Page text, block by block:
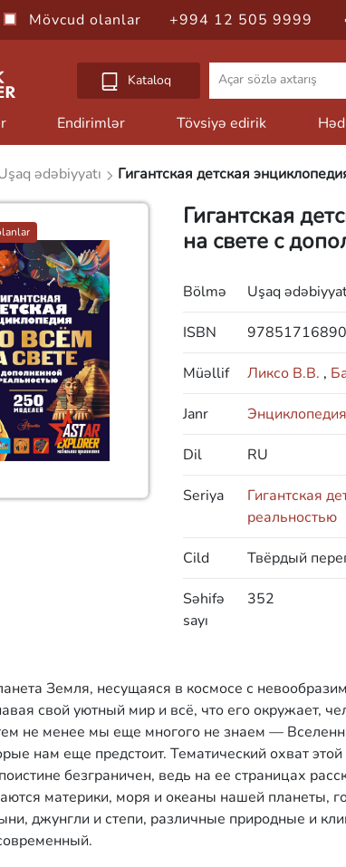
Mövcud olanlar +994 12 505 9999
Kataloq
Endirimlər Tövsiyə edirik
ədəbiyyatı Гигантская детская
Гигантская
на свете с
Bölmə Uşaq
ISBN
Müəllif Ликсо В.В. ,
Janr Энциклопедия
Dil RU
Seriya
Гигантская
реальностью
Cild Твёрдый
Səhifə
sayı
352
Земля, несущаяся в космосе с
свой уютный мир и всё, что его окружает,
не менее мы еще многого не знаем —
нам еще предстоит. Тематический охват
безграничен, ведь на ее страницах
материки, моря и океаны нашей планеты,
джунгли и степи, различные природные и